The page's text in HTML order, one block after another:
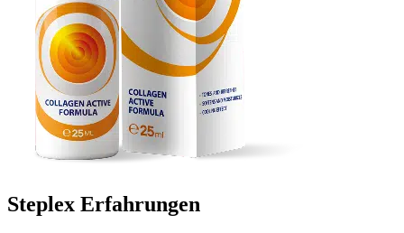
Steplex Erfahrungen